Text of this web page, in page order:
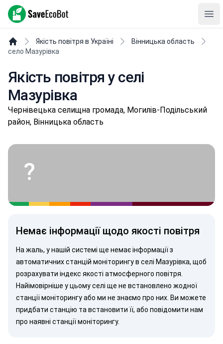
SaveEcoBot
Якість повітря в Україні
Вінницька область
село Мазурівка
Якість повітря у селі
Мазурівка
Чepнівeцькa селищнa громада, Могилів-Подільський
район, Вінницька область
?
Немає інформації щодо якості повітря
На жаль, у нашій системі ще немає інформації з
автоматичних станцій моніторингу в селі Мазурівка, щоб
розрахувати індекс якості атмосферного повітря.
Найімовірніше у цьому селі ще не встановлено жодної
станції моніторингу або ми не знаємо про них. Ви можете
придбати станцію та встановити її, або повідомити нам
про наявні станції моніторингу.